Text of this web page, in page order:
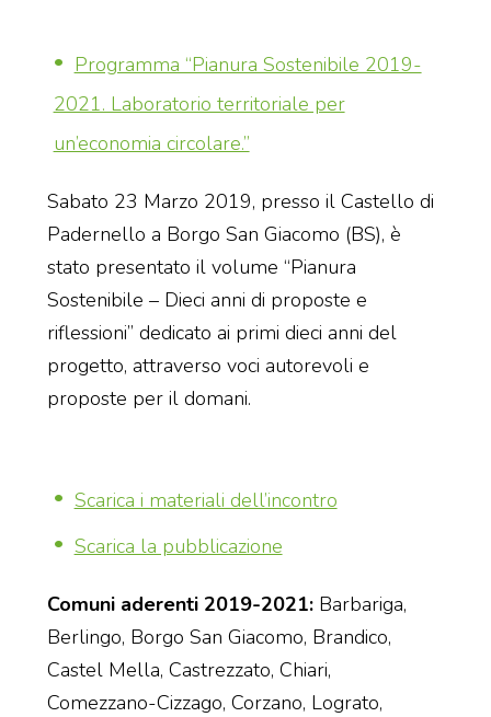
Programma “Pianura Sostenibile 2019-
2021. Laboratorio territoriale per
un’economia circolare.”
Sabato 23 Marzo 2019, presso il Castello di
Padernello a Borgo San Giacomo (BS), è
stato presentato il volume “Pianura
Sostenibile – Dieci anni di proposte e
riflessioni” dedicato ai primi dieci anni del
progetto, attraverso voci autorevoli e
proposte per il domani.
Scarica i materiali dell’incontro
Scarica la pubblicazione
Comuni aderenti 2019-2021:Barbariga,
Berlingo, Borgo San Giacomo, Brandico,
Castel Mella, Castrezzato, Chiari,
Comezzano-Cizzago, Corzano, Lograto,